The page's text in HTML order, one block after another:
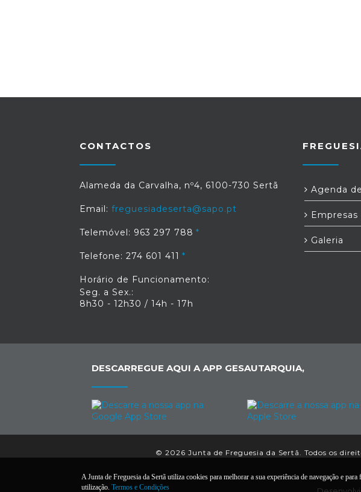
CONTACTOS
Alameda da Carvalha, nº4, 6100-730 Sertã
Email: freguesiadeserta@sapo.pt
Telemóvel: 963 297 788
Telefone: 274 601 411
Horário de Funcionamento:
Seg. a Sex.:
8h30 - 12h30 / 14h - 17h
Agenda
Empresas
Galeria
DESCARREGUE AQUI A APP GESAUTARQUIA,
© 2026 Junta de Freguesia da Sertã. Todos os
A Junta de Freguesia da Sertã utiliza cookies para melhorar a sua experiência de navegação e
utilização. Termos e Condições